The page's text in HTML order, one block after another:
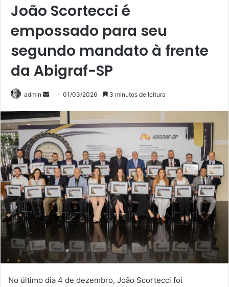
João Scortecci é
empossado para seu
segundo mandato à frente
da Abigraf-SP
admin
Mande
e-
mail
01/03/2026 3 minutos de leitura
No último dia 4 de dezembro, João Scortecci foi